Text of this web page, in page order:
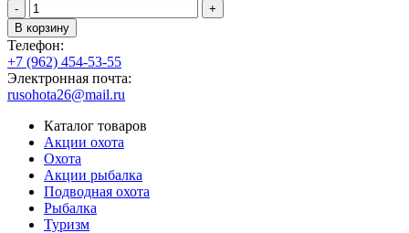
-
+
В корзину
Телефон:
+7 (962) 454-53-55
Электронная почта:
rusohota26@mail.ru
Каталог товаров
Акции охота
Охота
Акции рыбалка
Подводная охота
Рыбалка
Туризм